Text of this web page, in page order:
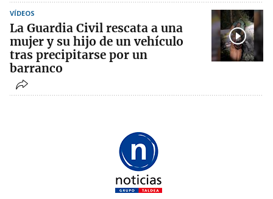
VÍDEOS
La Guardia Civil rescata a una
mujer y su hijo de un vehículo
tras precipitarse por un
barranco